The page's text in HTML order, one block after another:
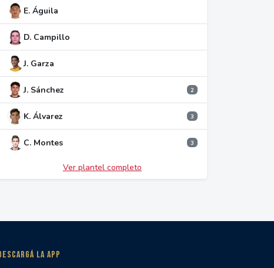
E. Águila
D. Campillo
J. Garza
J. Sánchez 2
K. Álvarez 3
C. Montes 3
Ver plantel completo
LA APP